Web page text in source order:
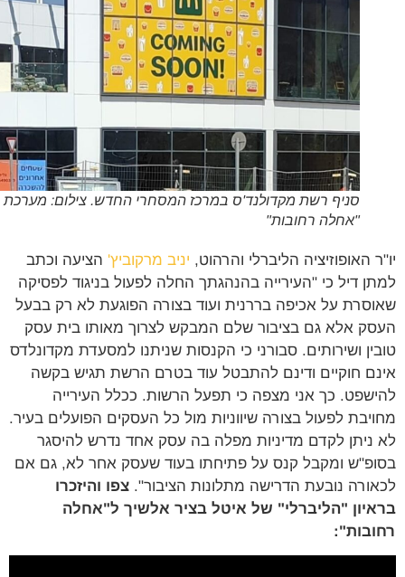
סניף רשת מקדולנד'ס במרכז המסחרי החדש. צילום: מערכת
"אחלה רחובות"
האופוזיציה הליברלי והרהוט,יניב מרקוביץ'הציעה וכתב
דיל כי "העירייה בהנהגתך החלה לפעול בניגוד לפסיקה
על אכיפה בררנית ועוד בצורה הפוגעת לא רק בבעל
אלא גם בציבור שלם המבקש לצרוך מאותו בית עסק
ושירותים. סבורני כי הקנסות שניתנו למסעדת מקדונלדס
חוקיים ודינם להתבטל עוד בטרם הרשת תגיש בקשה
כך אני מצפה כי תפעל הרשות. ככלל העירייה
לפעול בצורה שיווניות מול כל העסקים הפועלים בעיר.
לקדם מדיניות מפלה בה עסק אחד נדרש להיסגר
ומקבל קנס על פתיחתו בעוד שעסק אחר לא, גם אם
נובעת הדרישה מתלונות הציבור".צפו והיזכרו
"הליברלי" של איטל בציר אלשיך ל"אחלה